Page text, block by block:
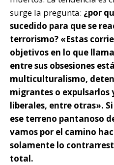
surge la pregunta: ¿por
sucedido para que se
terrorismo? «Estas
objetivos en lo que
entre sus obsesiones
multiculturalismo,
migrantes o expulsarlos
liberales, entre otras».
ese terreno pantanoso
vamos por el camino
solamente lo
total.